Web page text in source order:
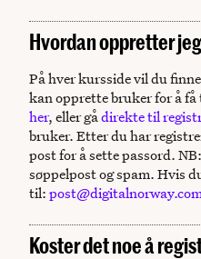
Hvordan oppretter
På hver kursside vil du
kan opprette bruker for å få
her, eller gådirekte til
bruker. Etter du har
post for å sette passord.
søppelpost og spam. Hvis
til:
Koster det noe å